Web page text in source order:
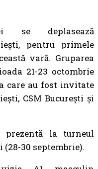
se deplasează
pentru primele
vară. Gruparea
21-23 octombrie
care au fost invitate
CSM București și
prezentă la turneul
(28-30 septembrie).